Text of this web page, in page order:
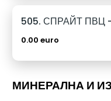
505. СПРАЙТ ПВЦ
0.00 euro
МИНЕРАЛНА И